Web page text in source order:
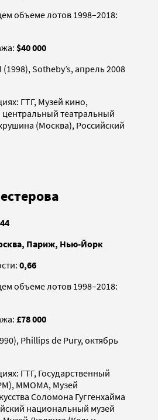
объеме лотов 1998–2018:
$40 000
Sotheby’s, апрель 2008
ГТГ, Музей кино,
центральный театральный
(Москва), Российский
Париж, Нью-Йорк
0,66
объеме лотов 1998–2018:
£78 000
Phillips de Pury, октябрь
ГТГ, Государственный
ММОМА, Музей
Соломона Гуггенхайма
национальный музей